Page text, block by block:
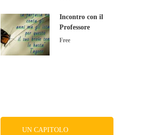
Incontro con il
Professore
Free
UN CAPITOLO